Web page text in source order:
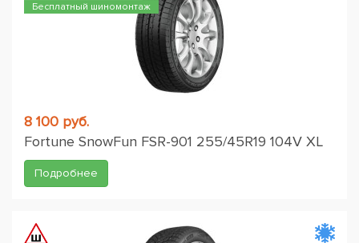
Бесплатный шиномонтаж
8 100 руб.
Fortune SnowFun FSR-901 255/45R19 104V XL
Подробнее